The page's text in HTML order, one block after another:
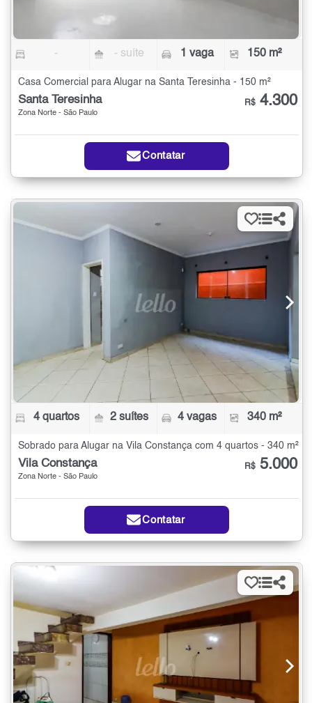
- - suíte 1 vaga 150 m²
Casa Comercial para Alugar na Santa Teresinha - 150 m²
Santa Teresinha
Zona Norte - São Paulo
R$ 4.300
Contatar
4 quartos 2 suítes 4 vagas 340 m²
Sobrado para Alugar na Vila Constança com 4 quartos - 340 m²
Vila Constança
Zona Norte - São Paulo
R$ 5.000
Contatar